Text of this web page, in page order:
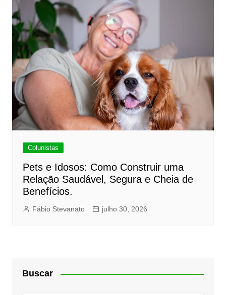
Colunistas
Pets e Idosos: Como Construir uma
Relação Saudável, Segura e Cheia de
Benefícios.
Fábio Stevanato julho 30, 2026
Buscar